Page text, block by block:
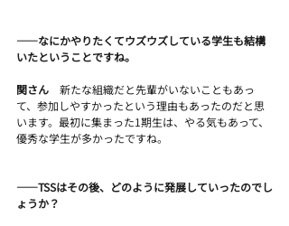
――なにかやりたくてウズウズしている学生も結構
いたということですね。
関さん 新たな組織だと先輩がいないこともあっ
て、参加しやすかったという理由もあったのだと思
います。最初に集まった1期生は、やる気もあって、
優秀な学生が多かったですね。
――TSSはその後、どのように発展していったのでし
ょうか？